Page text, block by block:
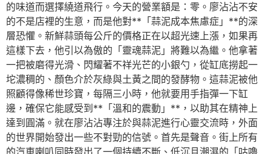
的味道而選擇繞道飛行。今天的營業額是：零。廖沾沾不安
的不是店裡的生意，而是他對**「蒜泥成本焦慮症」**的深
層恐懼。新鮮蒜頭每公斤的價格正在以超光速上漲，如果再
這樣下去，他引以為傲的「靈魂蒜泥」將難以為繼。他拿著
一把被磨得光滑、閃耀著不祥光芒的小銀勺，從缸底撈起一
坨濃稠的、顏色介於灰綠與土黃之間的發酵物。這蒜泥被他
照顧得像稀世珍寶，每隔三小時，他就要用手指彈一下缸
邊，確保它能感受到**「溫和的震動」**，以助其在精神上
達到圓滿。就在廖沾沾專注於與蒜泥進行心靈交流時，外面
的世界開始發出一些不對勁的信號。首先是聲音。街上所有